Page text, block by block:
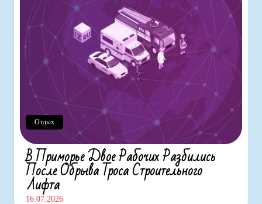
В Приморье Двое Рабочих Разбились
После Обрыва Троса Строительного
Лифта
16.07.2026
Отдых